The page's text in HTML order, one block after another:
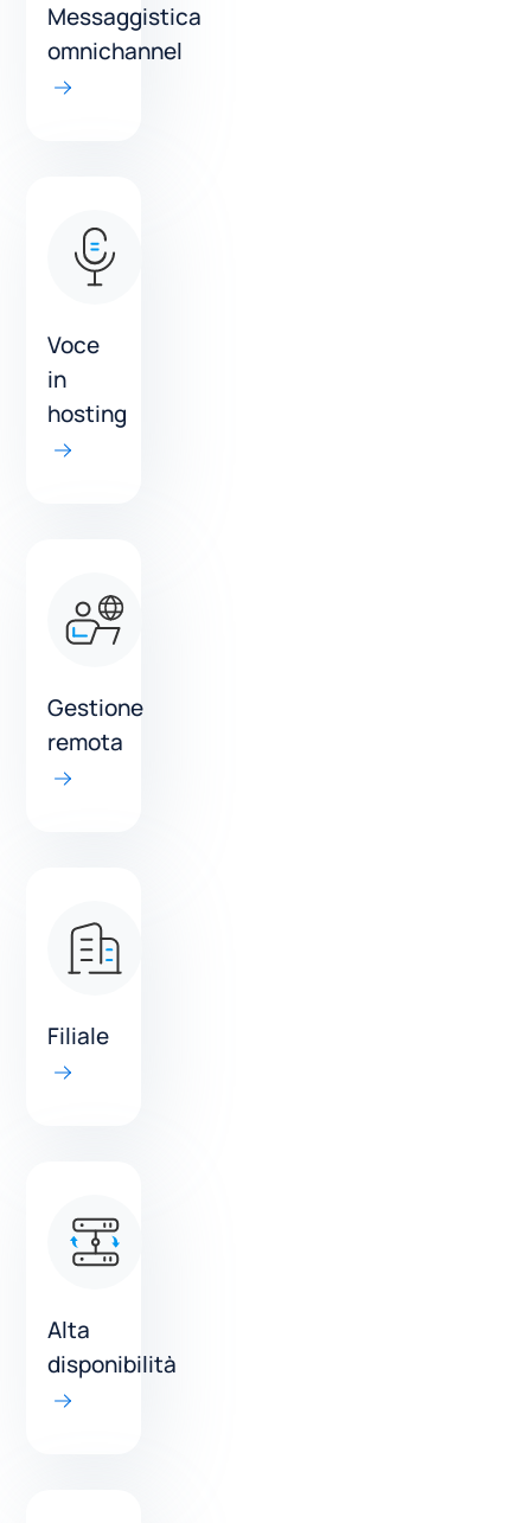
Messaggistica
omnichannel
Voce
in
hosting
Gestione
remota
Filiale
Alta
disponibilità